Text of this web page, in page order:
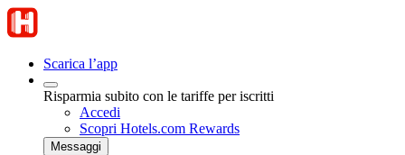
Scarica l’app
Risparmia subito con le tariffe per iscritti
Accedi
Scopri Hotels.com Rewards
Messaggi